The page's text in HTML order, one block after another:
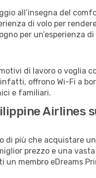
all’insegna del
di volo per
per un’esperienza
di lavoro o voglia
offrono Wi-Fi a
e familiari.
Airlines
di più che acquistare
prezzo e una
un membro eDreams